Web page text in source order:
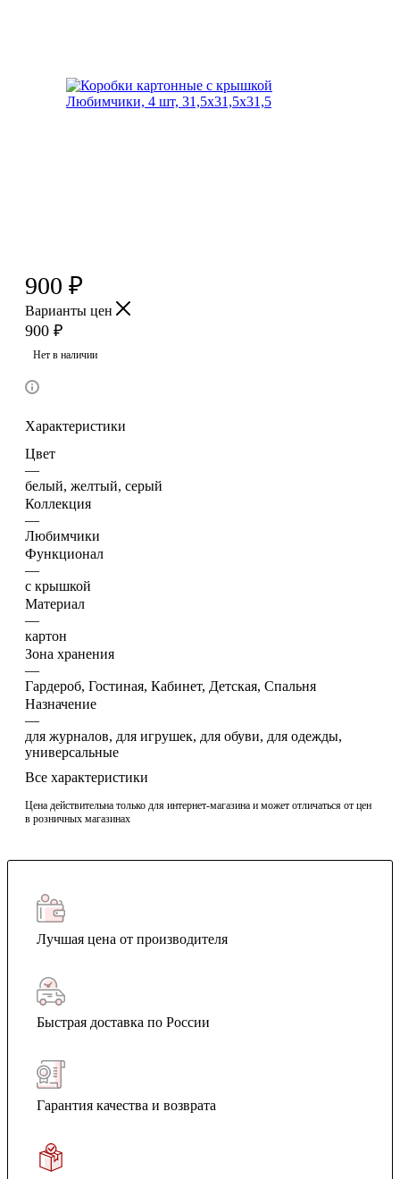
900 ₽
Варианты цен
900 ₽
Нет в наличии
Характеристики
Цвет
—
белый, желтый, серый
Коллекция
—
Любимчики
Функционал
—
с крышкой
Материал
—
картон
Зона хранения
—
Гардероб, Гостиная, Кабинет, Детская, Спальня
Назначение
—
для журналов, для игрушек, для обуви, для одежды,
универсальные
Все характеристики
Цена действительна только для интернет-магазина и может отличаться от цен
в розничных магазинах
Лучшая цена от производителя
Быстрая доставка по России
Гарантия качества и возврата